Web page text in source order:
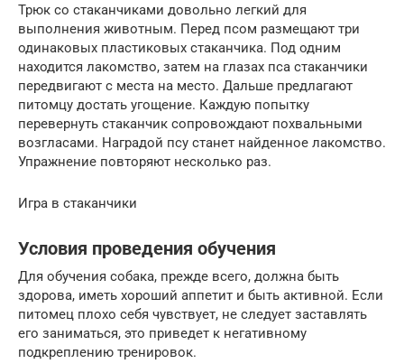
Трюк со стаканчиками довольно легкий для
выполнения животным. Перед псом размещают три
одинаковых пластиковых стаканчика. Под одним
находится лакомство, затем на глазах пса стаканчики
передвигают с места на место. Дальше предлагают
питомцу достать угощение. Каждую попытку
перевернуть стаканчик сопровождают похвальными
возгласами. Наградой псу станет найденное лакомство.
Упражнение повторяют несколько раз.
Игра в стаканчики
Условия проведения обучения
Для обучения собака, прежде всего, должна быть
здорова, иметь хороший аппетит и быть активной. Если
питомец плохо себя чувствует, не следует заставлять
его заниматься, это приведет к негативному
подкреплению тренировок.